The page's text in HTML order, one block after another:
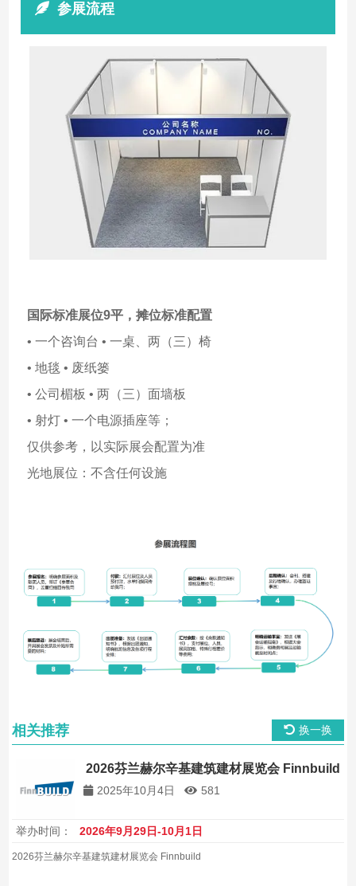
参展流程
国际标准展位9平，摊位标准配置
• 一个咨询台 • 一桌、两（三）椅
• 地毯 • 废纸篓
• 公司楣板 • 两（三）面墙板
• 射灯 • 一个电源插座等；
仅供参考，以实际展会配置为准
光地展位：不含任何设施
相关推荐 换一换
2026芬兰赫尔辛基建筑建材展览会 Finnbuild
2025年10月4日 581
举办时间： 2026年9月29日-10月1日
2026芬兰赫尔辛基建筑建材展览会 Finnbuild